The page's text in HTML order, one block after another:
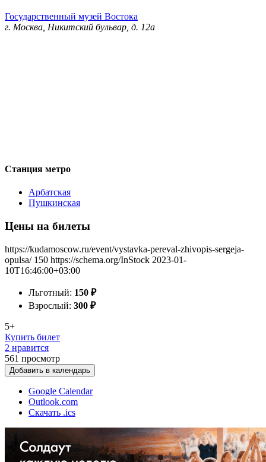
Государственный музей Востока
г. Москва, Никитский бульвар, д. 12а
Станция метро
Арбатская
Пушкинская
Цены на билеты
https://kudamoscow.ru/event/vystavka-pereval-zhivopis-sergeja-
opulsa/ 150 https://schema.org/InStock 2023-01-
10T16:46:00+03:00
Льготный: 150 ₽
Взрослый: 300 ₽
5+
Купить билет
2 нравится
561 просмотр
Добавить в календарь
Google Calendar
Outlook.com
Скачать .ics